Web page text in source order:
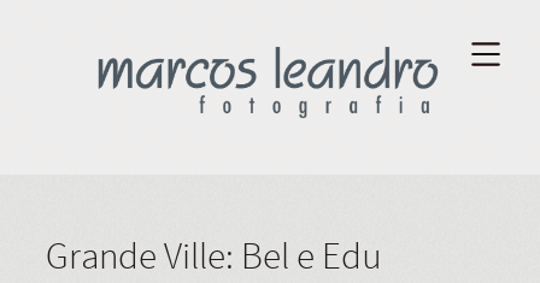
Grande Ville: Bel e Edu